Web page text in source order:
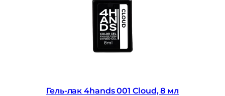
полимеризации:
Гель-лак 4hands 001 Cloud, 8 мл